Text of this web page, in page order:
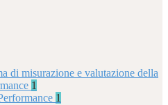
di misurazione e valutazione della
1
1